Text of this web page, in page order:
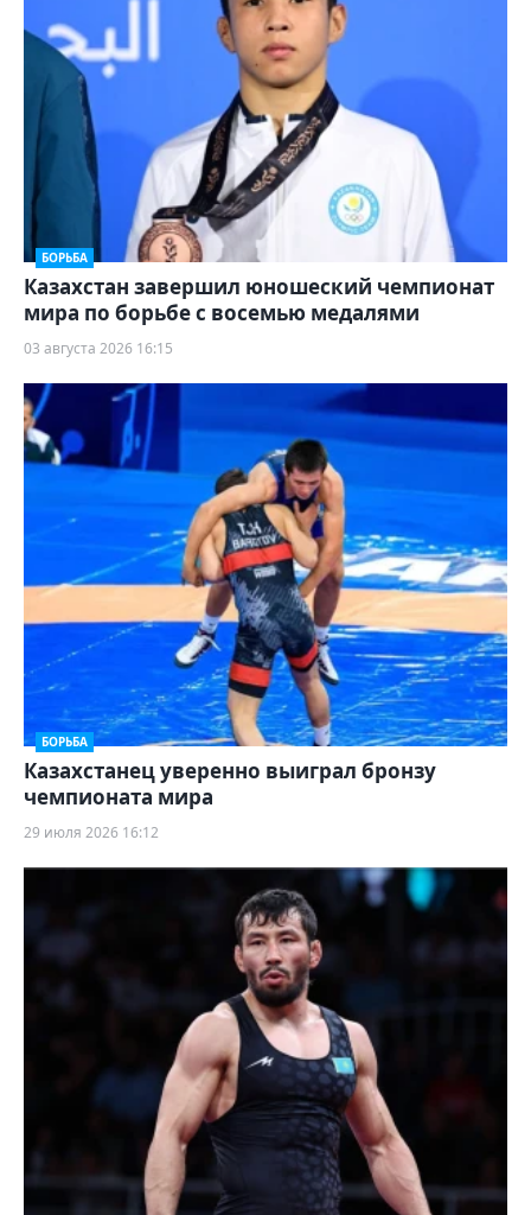
БОРЬБА
Казахстан завершил юношеский чемпионат
мира по борьбе с восемью медалями
03 августа 2026 16:15
БОРЬБА
Казахстанец уверенно выиграл бронзу
чемпионата мира
29 июля 2026 16:12